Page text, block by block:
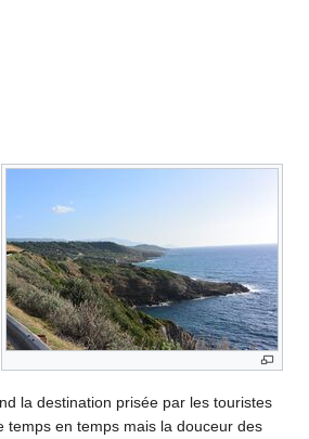
la destination prisée par les touristes
temps en temps mais la douceur des